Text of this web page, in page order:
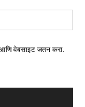
आणि वेबसाइट जतन करा.